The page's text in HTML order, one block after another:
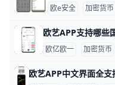
欧e安全 加密货币
欧亿欧一 加密货币